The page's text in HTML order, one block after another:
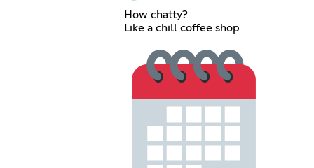
How chatty?
Like a chill coffee shop